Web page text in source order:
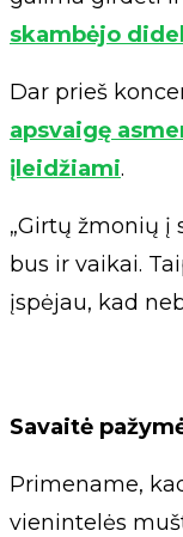
skambėjo
Dar prieš
apsvaigę
įleidžiami.
„Girtų žmonių į
bus ir vaikai.
įspėjau, kad
Savaitė
Primename,
vienintelės